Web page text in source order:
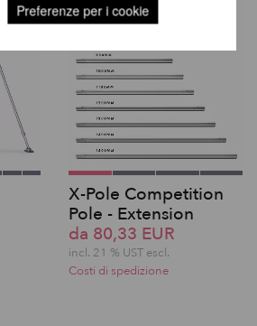
X-Pole Competition
Pole - Extension
da 80,33 EUR
incl. 21 % UST escl.
Costi di spedizione
Preferenze per i cookie